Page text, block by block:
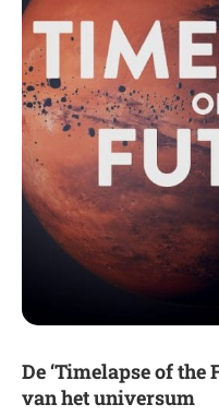
De ‘Timelapse of the
van het universum